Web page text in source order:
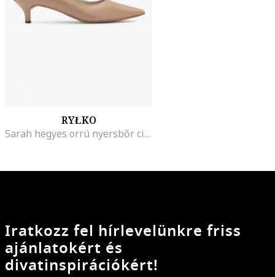
RYŁKO
Sarah hegyes orrú nyersbőr cipő, Világosbarna
Iratkozz fel hírlevelünkre friss
ajánlatokért és
divatinspirációkért!